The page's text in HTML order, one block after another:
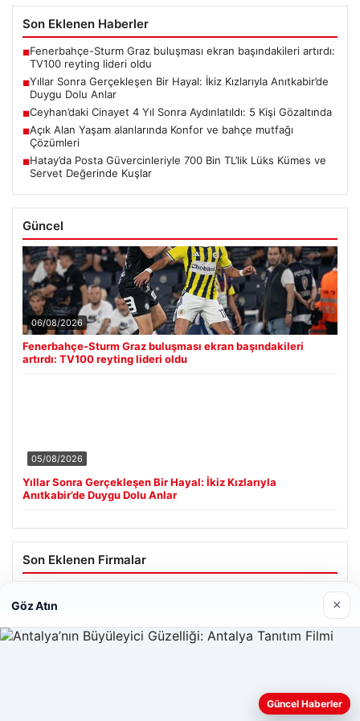
Son Eklenen Haberler
■Fenerbahçe-Sturm Graz buluşması ekran başındakileri artırdı:
TV100 reyting lideri oldu
■Yıllar Sonra Gerçekleşen Bir Hayal: İkiz Kızlarıyla Anıtkabir’de
Duygu Dolu Anlar
■Ceyhan’daki Cinayet 4 Yıl Sonra Aydınlatıldı: 5 Kişi Gözaltında
■Açık Alan Yaşam alanlarında Konfor ve bahçe mutfağı
Çözümleri
■Hatay’da Posta Güvercinleriyle 700 Bin TL’lik Lüks Kümes ve
Servet Değerinde Kuşlar
Güncel
06/08/2026
Fenerbahçe-Sturm Graz buluşması ekran başındakileri
artırdı: TV100 reyting lideri oldu
05/08/2026
Yıllar Sonra Gerçekleşen Bir Hayal: İkiz Kızlarıyla
Anıtkabir’de Duygu Dolu Anlar
Son Eklenen Firmalar
Web sitemizi nasıl kullandığınızı daha iyi anlayabilmek,
deneyiminizi kişiselleştirmek ve geliştirmek amacıyla çerezler
Göz Atın ×
Güncel Haberler